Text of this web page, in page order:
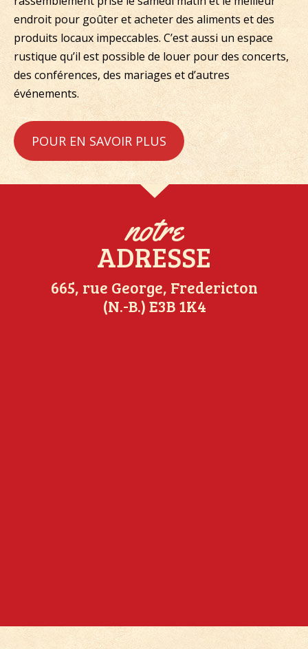
endroit pour goûter et acheter des aliments et des
produits locaux impeccables. C’est aussi un espace
rustique qu’il est possible de louer pour des concerts,
des conférences, des mariages et d’autres
événements.
POUR EN SAVOIR PLUS
notre
ADRESSE
665, rue George, Fredericton
(N.-B.) E3B 1K4